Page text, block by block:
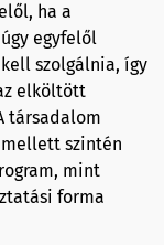
ha a
egyfelől
szolgálnia, így
elköltött
társadalom
szintén
mint
forma